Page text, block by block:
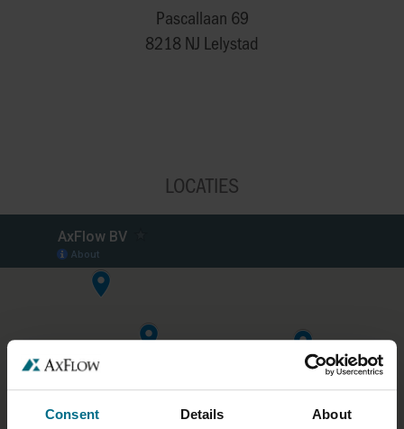
Consent Details About
Pascallaan 69
8218 NJ Lelystad
LOCATIES